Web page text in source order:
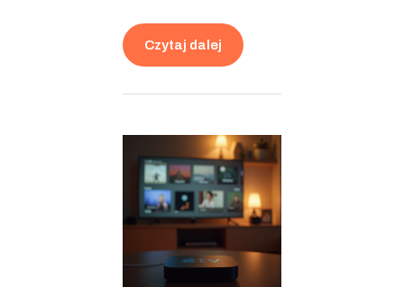
Czytaj dalej